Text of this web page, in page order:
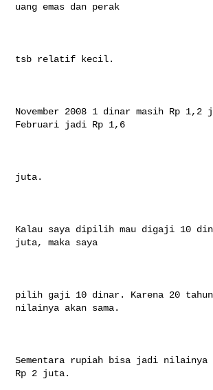
uang emas dan perak
tsb relatif kecil.
November 2008 1 dinar masih Rp 1,2
Februari jadi Rp 1,6
juta.
Kalau saya dipilih mau digaji 10
juta, maka saya
pilih gaji 10 dinar. Karena 20
nilainya akan sama.
Sementara rupiah bisa jadi
Rp 2 juta.